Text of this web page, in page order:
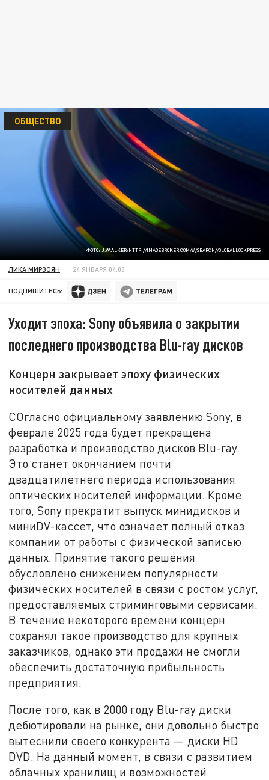
ФОТО: J.W.ALKER/HTTP://IMAGEBROKER.COM/#/SEARCH//GLOBALLOOKPRESS
ОБЩЕСТВО
ЛИКА МИРЗОЯН 24 ЯНВАРЯ 04:03
ПОДПИШИТЕСЬ:
Уходит эпоха: Sony объявила о закрытии
последнего производства Blu-ray дисков
Концерн закрывает эпоху физических
носителей данных
СОгласно официальному заявлению Sony, в
феврале 2025 года будет прекращена
разработка и производство дисков Blu-ray.
Это станет окончанием почти
двадцатилетнего периода использования
оптических носителей информации. Кроме
того, Sony прекратит выпуск минидисков и
миниDV-кассет, что означает полный отказ
компании от работы с физической записью
данных. Принятие такого решения
обусловлено снижением популярности
физических носителей в связи с ростом услуг,
предоставляемых стриминговыми сервисами.
В течение некоторого времени концерн
сохранял такое производство для крупных
заказчиков, однако эти продажи не смогли
обеспечить достаточную прибыльность
предприятия.
После того, как в 2000 году Blu-ray диски
дебютировали на рынке, они довольно быстро
вытеснили своего конкурента — диски HD
DVD. На данный момент, в связи с развитием
облачных хранилищ и возможностей